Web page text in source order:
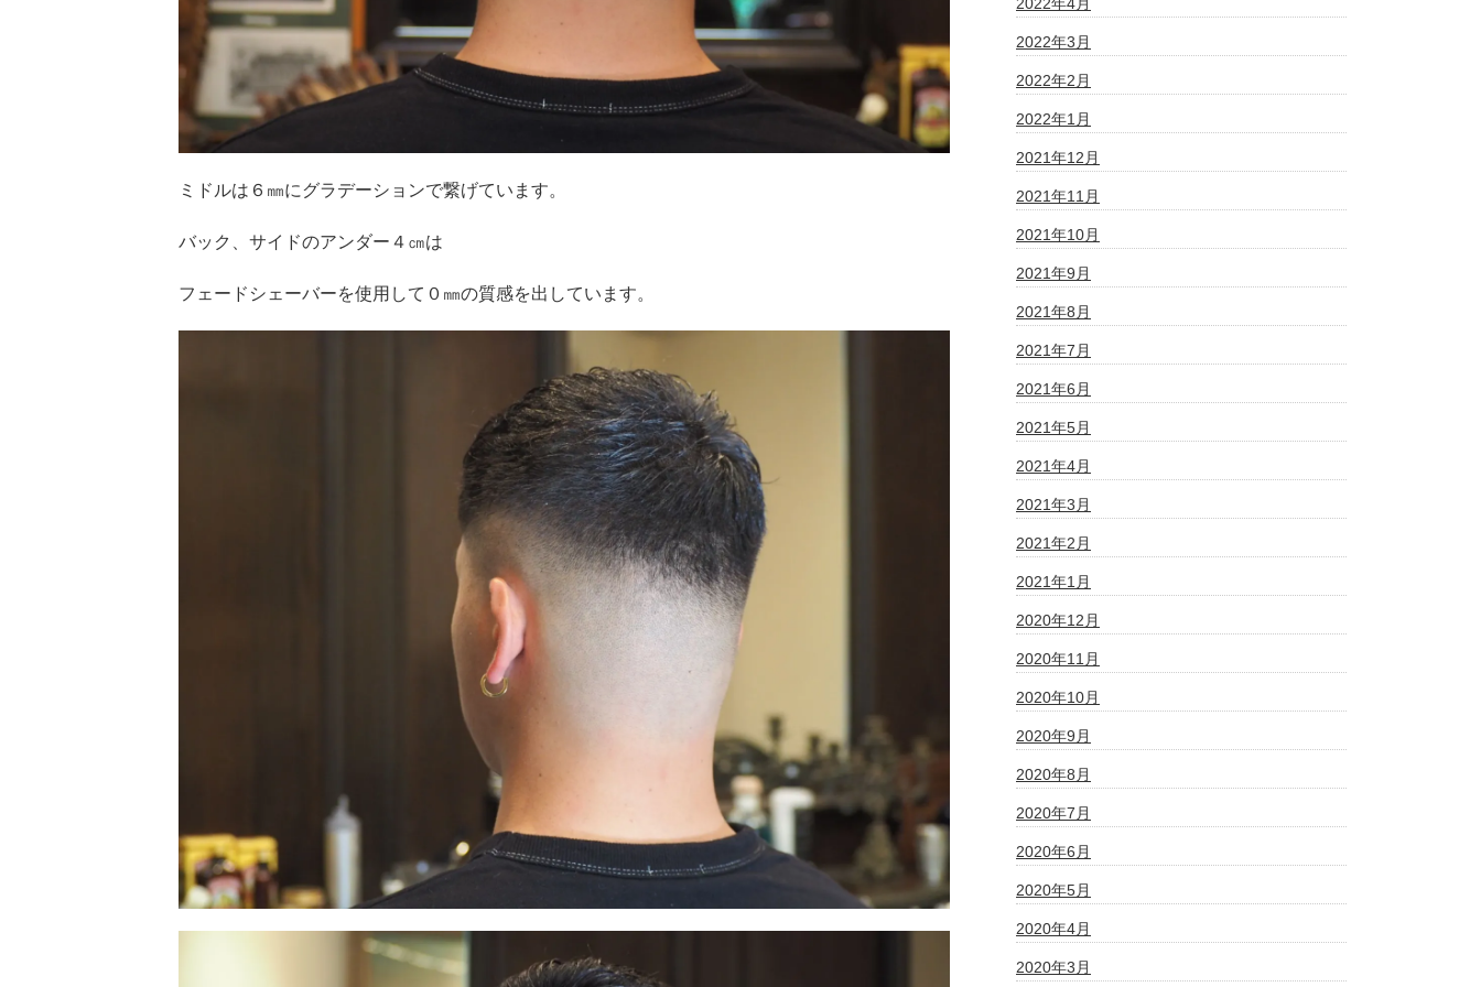
ミドルは６㎜にグラデーションで繋げています。
バック、サイドのアンダー４㎝は
フェードシェーバーを使用して０㎜の質感を出しています。
2022年3月
2022年2月
2022年1月
2021年12月
2021年11月
2021年10月
2021年9月
2021年8月
2021年7月
2021年6月
2021年5月
2021年4月
2021年3月
2021年2月
2021年1月
2020年12月
2020年11月
2020年10月
2020年9月
2020年8月
2020年7月
2020年6月
2020年5月
2020年4月
2020年3月